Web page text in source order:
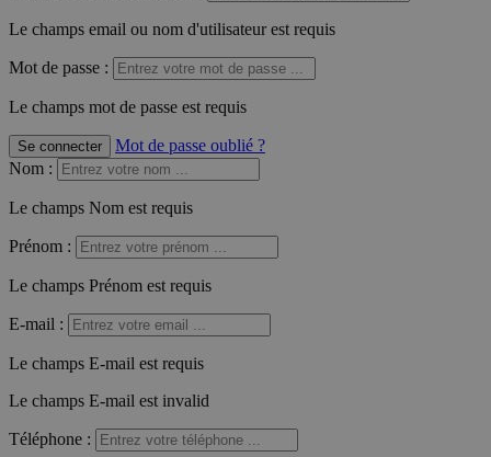
Le champs email ou nom d'utilisateur est requis
Mot de passe :
Le champs mot de passe est requis
Se connecter
Mot de passe oublié ?
Nom :
Le champs Nom est requis
Prénom :
Le champs Prénom est requis
E-mail :
Le champs E-mail est requis
Le champs E-mail est invalid
Téléphone :